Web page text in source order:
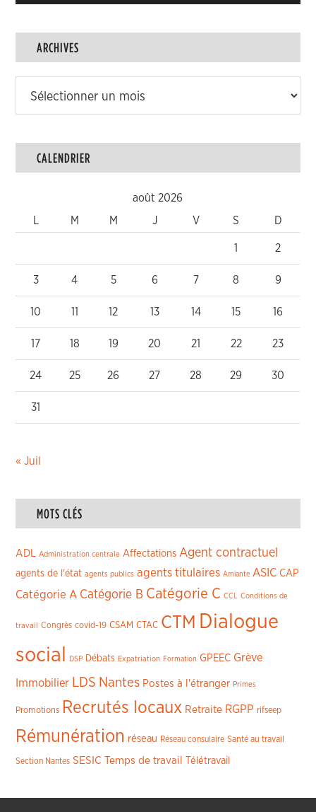
ARCHIVES
CALENDRIER
août 2026
M M J V S D
1 2
3 4 5 6 7 8 9
10 11 12 13 14 15 16
17 18 19 20 21 22 23
24 25 26 27 28 29 30
31
« Juil
MOTS CLÉS
ADL Administration centrale Affectations Agent contractuel
agents de l'état agents publics agents titulaires Amiante ASIC CAP
Catégorie A Catégorie B Catégorie C CCL Conditions de
travail Congrès covid-19 CSAM CTAC CTM Dialogue
social
DSP Débats Expatriation Formation GPEEC Grève
Immobilier LDS Nantes Postes à l'étranger Primes
Promotions Recrutés locaux Retraite RGPP rifseep
Rémunération réseau Réseau consulaire Santé au travail
Section Nantes SESIC Temps de travail Télétravail